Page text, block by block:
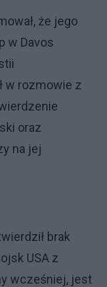
że jego
w Davos
w rozmowie z
oraz
na jej
brak
USA z
wcześniej, jest